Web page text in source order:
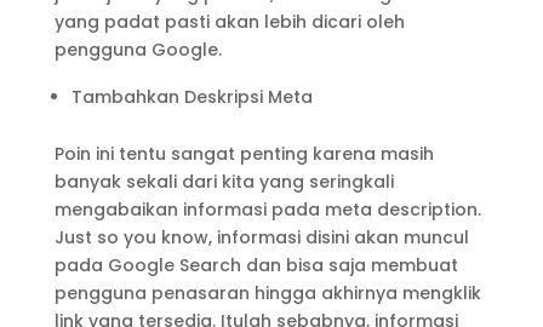
yang padat pasti akan lebih dicari oleh
pengguna Google.
Tambahkan Deskripsi Meta
Poin ini tentu sangat penting karena masih
banyak sekali dari kita yang seringkali
mengabaikan informasi pada meta description.
Just so you know, informasi disini akan muncul
pada Google Search dan bisa saja membuat
pengguna penasaran hingga akhirnya mengklik
link yang tersedia. Itulah sebabnya, informasi